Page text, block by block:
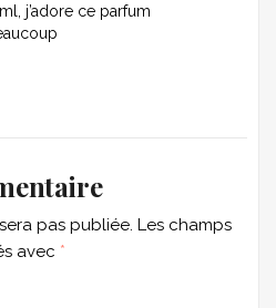
j’adore ce parfum
pas publiée. Les champs
avec *